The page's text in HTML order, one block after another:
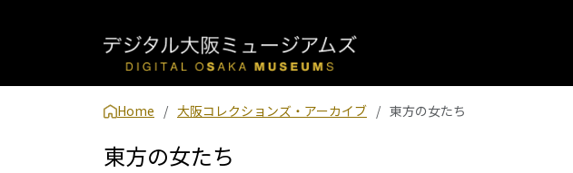
Home 大阪コレクションズ・アーカイブ 東方の女たち
東方の女たち